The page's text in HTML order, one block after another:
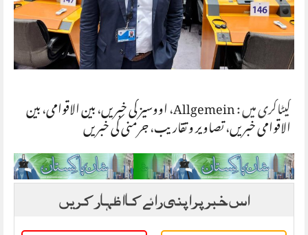
کیٹاگری میں :Allgemein،اووسیز کی خبریں،بین الاقوامی،بین الاقوامی خبریں،تصاویر و تقاریب،جرمنی کی خبریں
اس خبر پر اپنی رائے کا اظہار کریں